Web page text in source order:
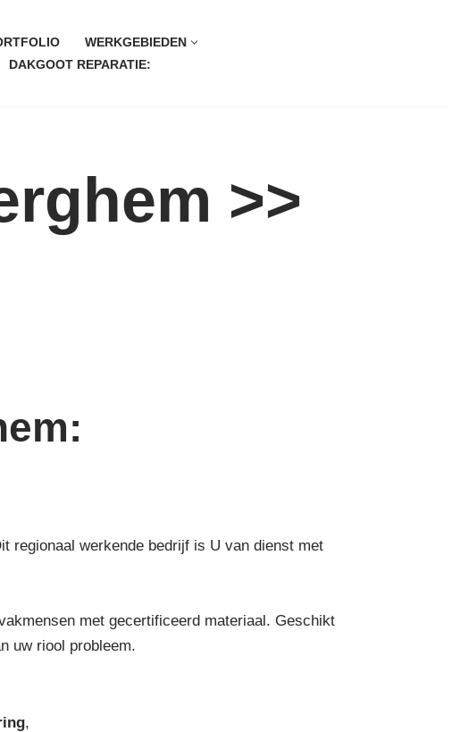
WERKGEBIEDEN
DAKGOOT REPARATIE:
>>
regionaal werkende bedrijf is U van dienst met
met gecertificeerd materiaal. Geschikt
uw riool probleem.
,